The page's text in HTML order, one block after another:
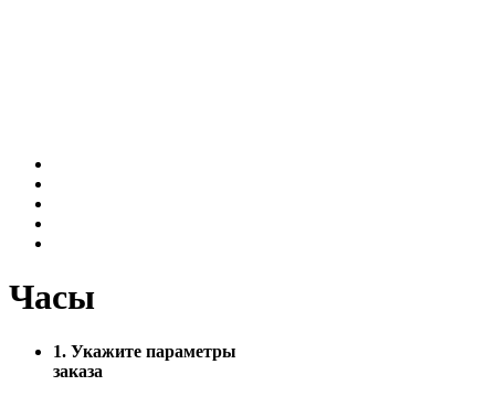
Часы
1. Укажите параметры
заказа